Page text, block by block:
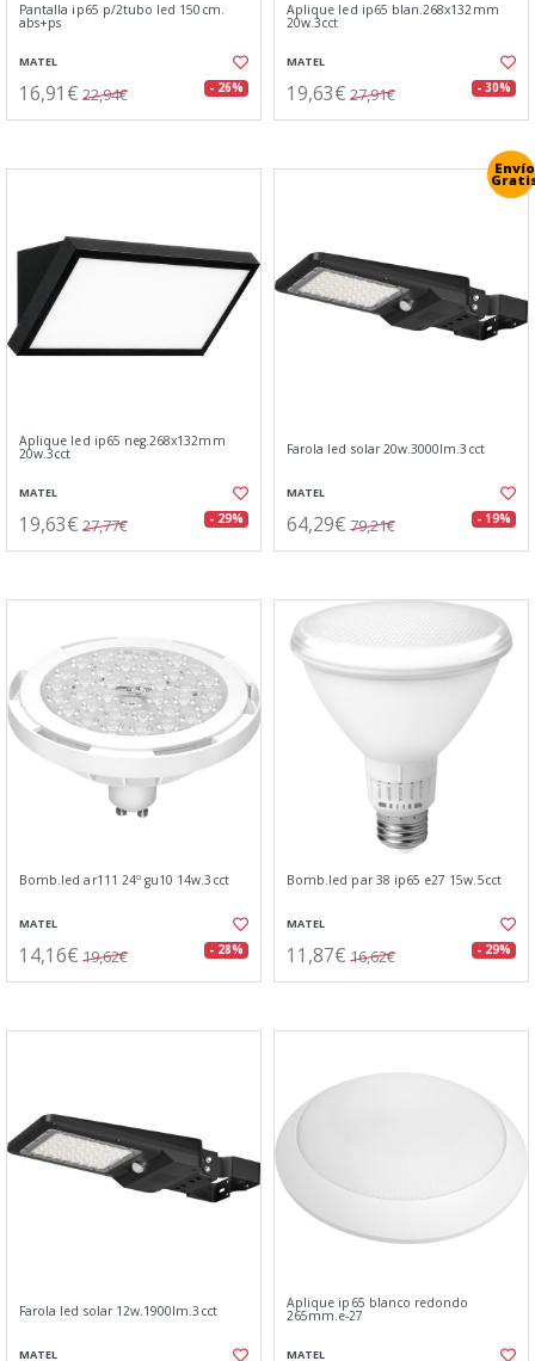
Pantalla ip65 p/2tubo led 150cm.
abs+ps
MATEL
16,91€ 22,94€ - 26%
Aplique led ip65 blan.268x132mm
20w.3cct
MATEL
19,63€ 27,91€ - 30%
Aplique led ip65 neg.268x132mm
20w.3cct
MATEL
19,63€ 27,77€ - 29%
Envío
Farola led solar 20w.3000lm.3cct
MATEL
64,29€ 79,21€ - 19%
Bomb.led ar111 24º gu10 14w.3cct
MATEL
14,16€ 19,62€ - 28%
Bomb.led par 38 ip65 e27 15w.5cct
MATEL
11,87€ 16,62€ - 29%
Farola led solar 12w.1900lm.3cct
MATEL
Aplique ip65 blanco redondo
265mm.e-27
MATEL